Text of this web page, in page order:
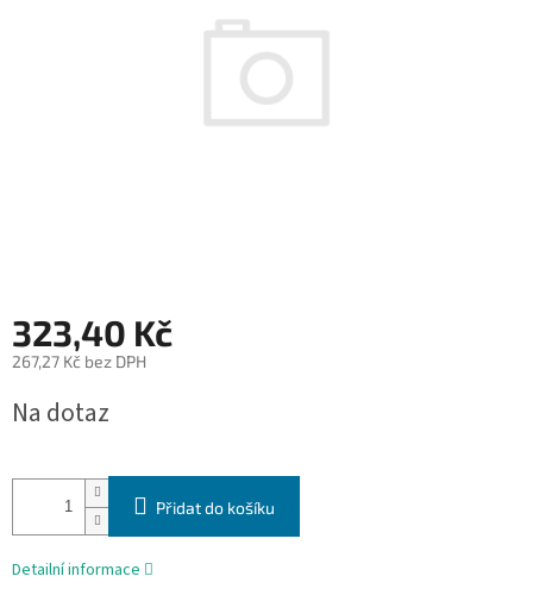
323,40 Kč
267,27 Kč bez DPH
cena:
Na dotaz
Přidat do košíku
Detailní informace